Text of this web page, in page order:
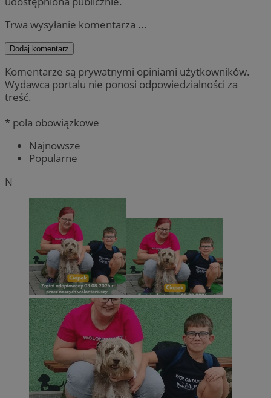
Trwa wysyłanie komentarza ...
Dodaj komentarz
Komentarze są prywatnymi opiniami użytkowników.
Wydawca portalu nie ponosi odpowiedzialności za
treść.
* pola obowiązkowe
Najnowsze
Popularne
N